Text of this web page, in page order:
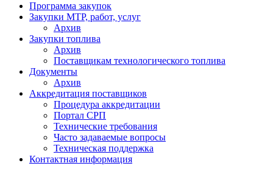
Программа закупок
Закупки МТР, работ, услуг
Архив
Закупки топлива
Архив
Поставщикам технологического топлива
Документы
Архив
Аккредитация поставщиков
Процедура аккредитации
Портал СРП
Технические требования
Часто задаваемые вопросы
Техническая поддержка
Контактная информация